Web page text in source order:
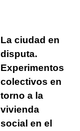
La ciudad en
disputa.
Experimentos
colectivos en
torno a la
vivienda
social en el